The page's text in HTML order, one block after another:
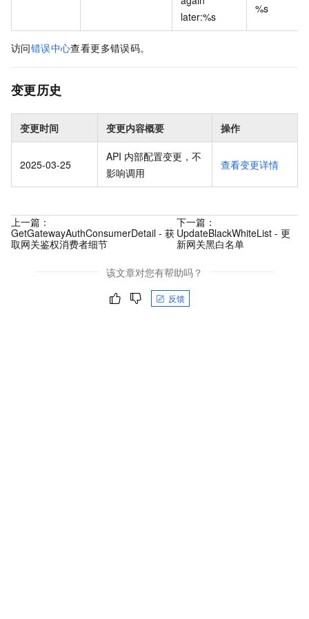
later:%s
%s
访问错误中心查看更多错误码。
变更历史
变更时间 变更内容概要 操作
2025-03-25
API 内部配置变更，不
影响调用
查看变更详情
上一篇：
GetGatewayAuthConsumerDetail - 获
取网关鉴权消费者细节
下一篇：
UpdateBlackWhiteList - 更
新网关黑白名单
该文章对您有帮助吗？
反馈